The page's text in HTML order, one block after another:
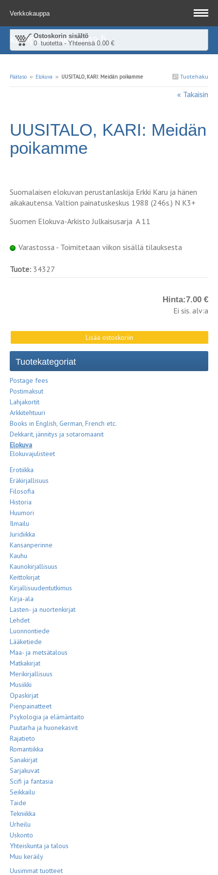
Verkkokauppa
Ostoskorin sisältö
0 tuotetta - Yhteensä 0.00 €
kampinkirjakauppa.fi
Tuotehaku
Päätaso ›› Elokuva ›› UUSITALO, KARI: Meidän poikamme
« Takaisin
UUSITALO, KARI: Meidän
poikamme
Suomalaisen elokuvan perustanlaskija Erkki Karu ja hänen
aikakautensa. Valtion painatuskeskus 1988 (246s.) N K3+
Suomen Elokuva-Arkisto Julkaisusarja A 11
Varastossa - Toimitetaan viikon sisällä tilauksesta
Tuote: 34327
Hinta:7.00 €
Ei sis. alv:a
Tuotekategoriat
Postage fees
Postimaksut
Lahjakortit
Arkkitehtuuri
Books in English, German, French etc.
Dekkarit, jännitys ja sotaromaanit
Elokuva
Elokuvajulisteet
Erotiikka
Eräkirjallisuus
Filosofia
Historia
Huumori
Ilmailu
Juridiikka
Kansanperinne
Kauhu
Kaunokirjallisuus
Keittokirjat
Kirjallisuudentutkimus
Kirja-ala
Lasten- ja nuortenkirjat
Lehdet
Luonnontiede
Lääketiede
Maa- ja metsätalous
Matkakirjat
Merikirjallisuus
Musiikki
Opaskirjat
Pienpainatteet
Psykologia ja elämäntaito
Puutarha ja huonekasvit
Rajatieto
Romantiikka
Sanakirjat
Sarjakuvat
Scifi ja fantasia
Seikkailu
Taide
Tekniikka
Urheilu
Uskonto
Yhteiskunta ja talous
Muu keräily
Uusimmat tuotteet